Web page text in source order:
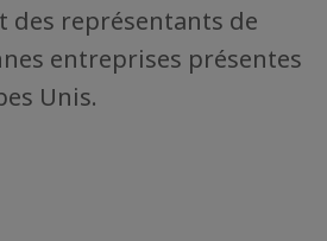
des représentants de
entreprises présentes
Unis.